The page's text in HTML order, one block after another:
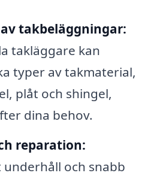
takbeläggningar:
takläggare kan
typer av takmaterial,
plåt och shingel,
dina behov.
reparation:
underhåll och snabb